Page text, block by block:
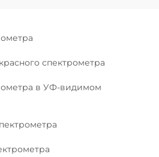
спектрометра
в УФ-видимом